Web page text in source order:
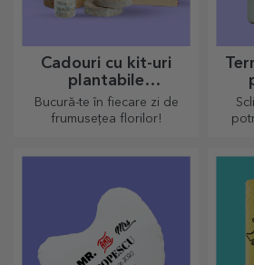
Cadouri cu kit-uri
plantabile
personalizate
Bucură-te în fiecare zi de
frumusețea florilor!